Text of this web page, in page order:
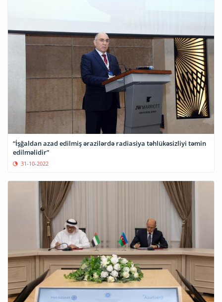
“İşğaldan azad edilmiş ərazilərdə radiasiya təhlükəsizliyi təmin
edilməlidir”
31-10-2022